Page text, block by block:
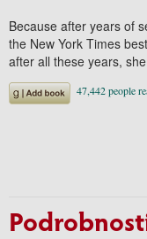
Because after years of
the New York Times
after all these years,